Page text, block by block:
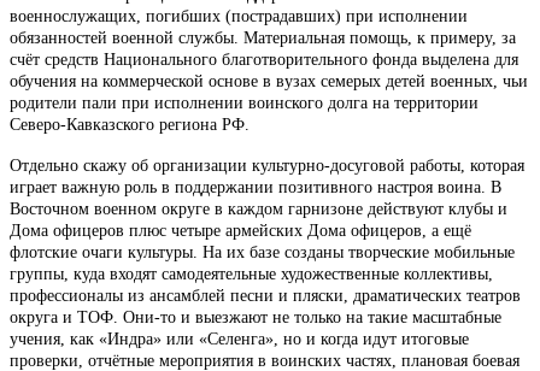
военнослужащих, погибших (пострадавших) при исполнении
обязанностей военной службы. Материальная помощь, к примеру, за
счёт средств Национального благотворительного фонда выделена для
обучения на коммерческой основе в вузах семерых детей военных, чьи
родители пали при исполнении воинского долга на территории
Северо-Кавказского региона РФ.
Отдельно скажу об организации культурно-досуговой работы, которая
играет важную роль в поддержании позитивного настроя воина. В
Восточном военном округе в каждом гарнизоне действуют клубы и
Дома офицеров плюс четыре армейских Дома офицеров, а ещё
флотские очаги культуры. На их базе созданы творческие мобильные
группы, куда входят самодеятельные художественные коллективы,
профессионалы из ансамблей песни и пляски, драматических театров
округа и ТОФ. Они-то и выезжают не только на такие масштабные
учения, как «Индра» или «Селенга», но и когда идут итоговые
проверки, отчётные мероприятия в воинских частях, плановая боевая